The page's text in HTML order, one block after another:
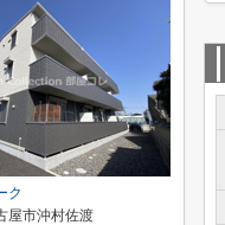
ク
屋市沖村佐渡